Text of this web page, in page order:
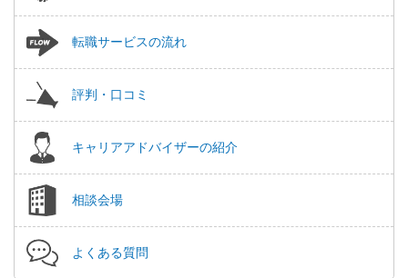
転職サービスの流れ
評判・口コミ
キャリアアドバイザーの紹介
相談会場
よくある質問